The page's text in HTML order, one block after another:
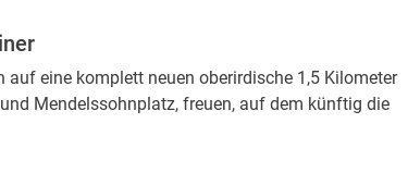
eine komplett neuen oberirdische 1,5 Kilometer
Mendelssohnplatz, freuen, auf dem künftig die